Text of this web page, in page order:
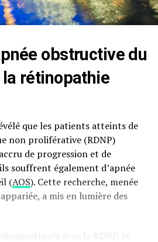
obstructive du
rétinopathie
que les patients atteints de
non proliférative (RDNP)
de progression et de
souffrent également d’apnée
(AOS). Cette recherche, menée
a mis en lumière des